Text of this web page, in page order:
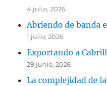
4 julio, 2026
Abriendo de banda
1 julio, 2026
Exportando a
29 junio, 2026
La complejidad de